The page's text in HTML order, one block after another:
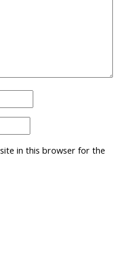
in this browser for the